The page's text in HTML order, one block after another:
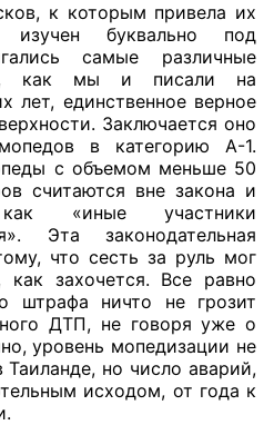
к которым привела их
изучен буквально под
самые различные
как мы и писали на
лет, единственное верное
Заключается оно
в категорию А-1.
с объемом меньше 50
считаются вне закона и
как «иные участники
Эта законодательная
что сесть за руль мог
как захочется. Все равно
штрафа ничто не грозит
ДТП, не говоря уже о
уровень мопедизации не
но число аварий,
исходом, от года к